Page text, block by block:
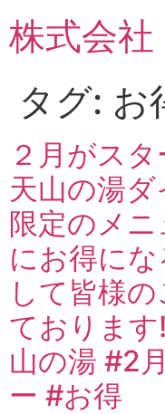
ン
テ
ッ
プ
株式会社
タグ: お
２月がス
天山の湯
限定のメ
にお得に
して皆様
ておりま
山の湯 #2
ー #お得